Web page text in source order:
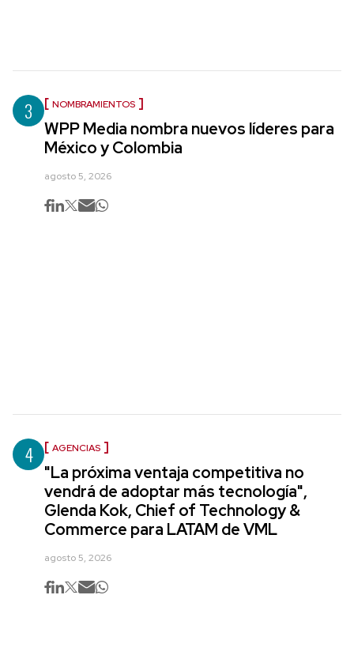
3 NOMBRAMIENTOS
WPP Media nombra nuevos líderes para
México y Colombia
agosto 5, 2026
4 AGENCIAS
"La próxima ventaja competitiva no
vendrá de adoptar más tecnología",
Glenda Kok, Chief of Technology &
Commerce para LATAM de VML
agosto 5, 2026